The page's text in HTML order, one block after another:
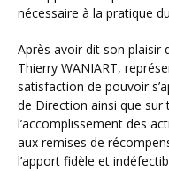
nécessaire à la pratique
Après avoir dit son plaisir de compter sur la présence de M.
Thierry WANIART,
satisfaction de pouvoir
de Direction ainsi que sur
l’accomplissement des
aux remises de
l’apport fidèle et